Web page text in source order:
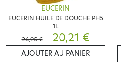
EUCERIN
EUCERIN HUILE DE DOUCHE PH5
1L
26,95 €
20,21 €
AJOUTER AU PANIER